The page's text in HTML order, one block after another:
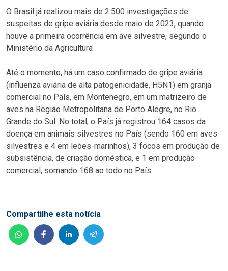
O Brasil já realizou mais de 2.500 investigações de
suspeitas de gripe aviária desde maio de 2023, quando
houve a primeira ocorrência em ave silvestre, segundo o
Ministério da Agricultura
Até o momento, há um caso confirmado de gripe aviária
(influenza aviária de alta patogenicidade, H5N1) em granja
comercial no País, em Montenegro, em um matrizeiro de
aves na Região Metropolitana de Porto Alegre, no Rio
Grande do Sul. No total, o País já registrou 164 casos da
doença em animais silvestres no País (sendo 160 em aves
silvestres e 4 em leões-marinhos), 3 focos em produção de
subsistência, de criação doméstica, e 1 em produção
comercial, somando 168 ao todo no País.
Compartilhe esta notícia